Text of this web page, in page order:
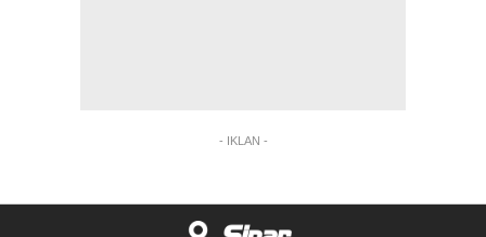
- IKLAN -